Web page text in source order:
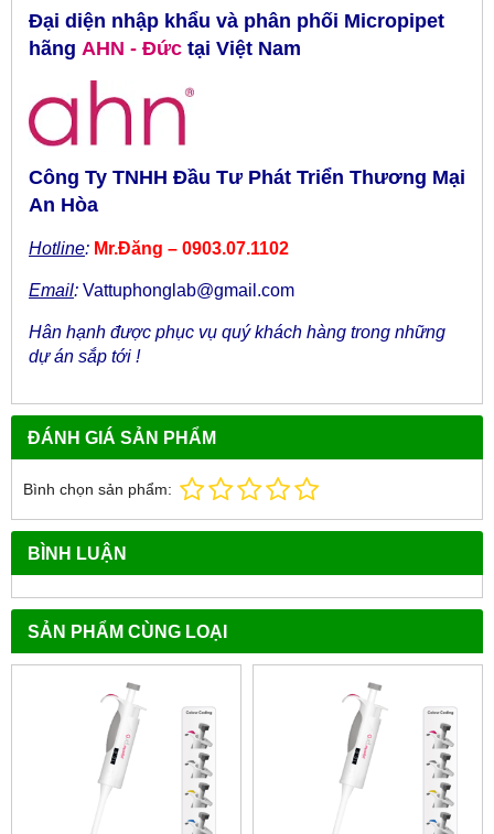
Đại diện nhập khẩu và phân phối Micropipet
hãng AHN - Đức tại Việt Nam
Công Ty TNHH Đầu Tư Phát Triển Thương Mại
An Hòa
Hotline: Mr.Đăng – 0903.07.1102
Email: Vattuphonglab@gmail.com
Hân hạnh được phục vụ quý khách hàng trong những
dự án sắp tới !
ĐÁNH GIÁ SẢN PHẨM
Bình chọn sản phẩm:
BÌNH LUẬN
SẢN PHẨM CÙNG LOẠI